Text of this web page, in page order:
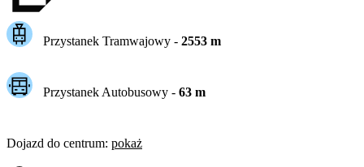
Przystanek Tramwajowy - 2553m
Przystanek Autobusowy - 63m
Dojazd do centrum: pokaż